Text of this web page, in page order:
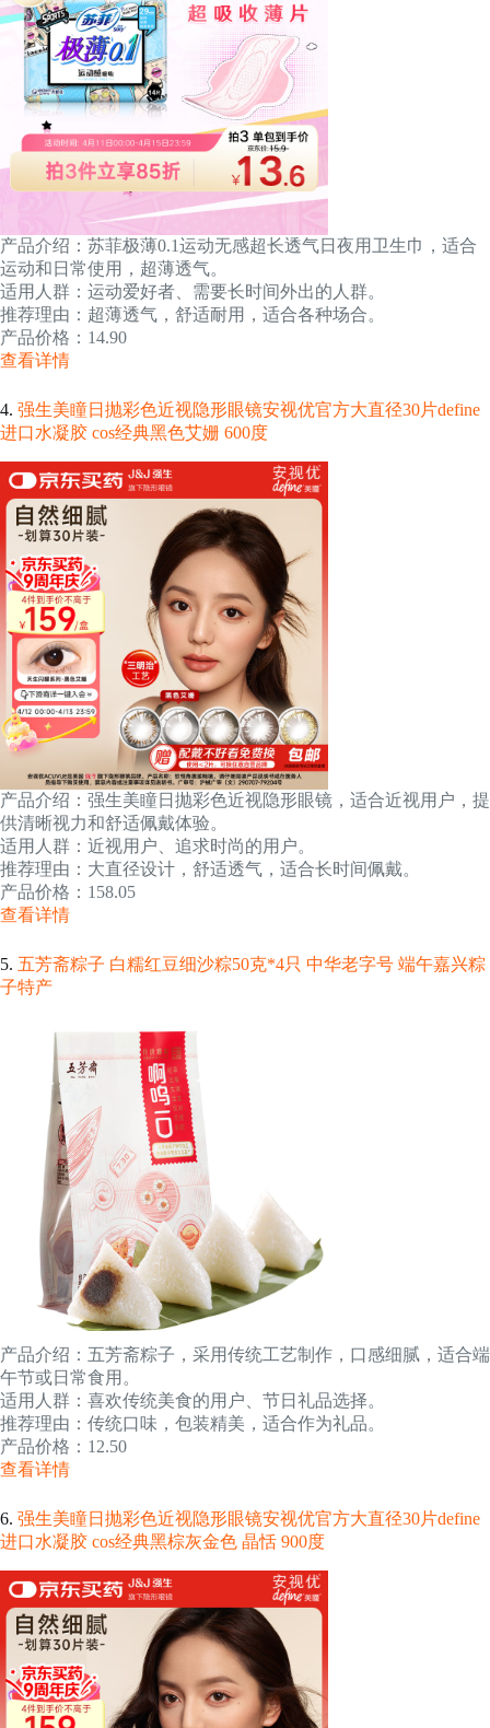
产品介绍：苏菲极薄0.1运动无感超长透气日夜用卫生巾，适合
运动和日常使用，超薄透气。
适用人群：运动爱好者、需要长时间外出的人群。
推荐理由：超薄透气，舒适耐用，适合各种场合。
产品价格：14.90
查看详情
4. 强生美瞳日抛彩色近视隐形眼镜安视优官方大直径30片define
进口水凝胶 cos经典黑色艾姗 600度
产品介绍：强生美瞳日抛彩色近视隐形眼镜，适合近视用户，提
供清晰视力和舒适佩戴体验。
适用人群：近视用户、追求时尚的用户。
推荐理由：大直径设计，舒适透气，适合长时间佩戴。
产品价格：158.05
查看详情
5. 五芳斋粽子 白糯红豆细沙粽50克*4只 中华老字号 端午嘉兴粽
子特产
产品介绍：五芳斋粽子，采用传统工艺制作，口感细腻，适合端
午节或日常食用。
适用人群：喜欢传统美食的用户、节日礼品选择。
推荐理由：传统口味，包装精美，适合作为礼品。
产品价格：12.50
查看详情
6. 强生美瞳日抛彩色近视隐形眼镜安视优官方大直径30片define
进口水凝胶 cos经典黑棕灰金色 晶恬 900度